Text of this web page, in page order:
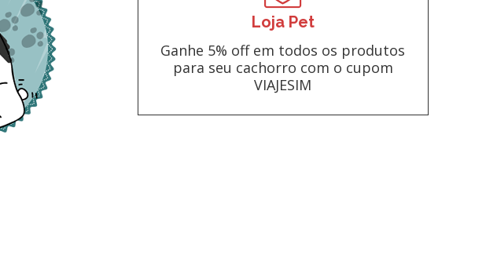
Loja Pet
Ganhe 5% off em todos os produtos
para seu cachorro com o cupom
VIAJESIM